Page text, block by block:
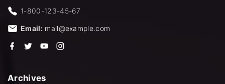
1-800-123-45-67
Email: mail@example.com
o
e
Archives